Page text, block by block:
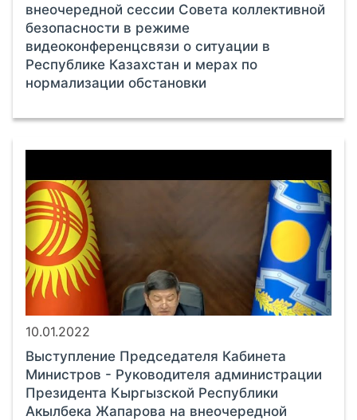
внеочередной сессии Совета коллективной
безопасности в режиме
видеоконференцсвязи о ситуации в
Республике Казахстан и мерах по
нормализации обстановки
10.01.2022
Выступление Председателя Кабинета
Министров - Руководителя администрации
Президента Кыргызской Республики
Акылбека Жапарова на внеочередной